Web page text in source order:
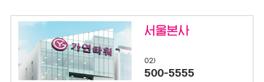
서울본사
02)
500-5555